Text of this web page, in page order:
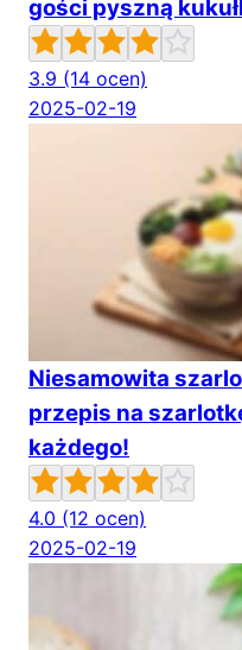
gości pyszną
3.9 (14 ocen)
2025-02-19
Niesamowita
przepis na
każdego!
4.0 (12 ocen)
2025-02-19